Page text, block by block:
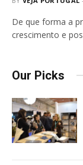
De que forma a
crescimento e
Our Picks